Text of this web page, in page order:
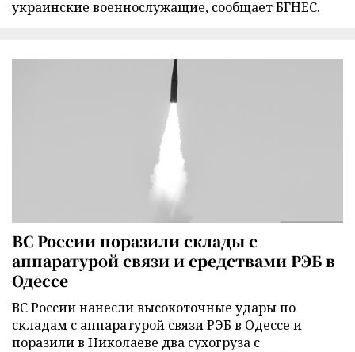
украинские военнослужащие, сообщает БГНЕС.
ВС России поразили склады с
аппаратурой связи и средствами РЭБ в
Одессе
ВС России нанесли высокоточные удары по
складам с аппаратурой связи РЭБ в Одессе и
поразили в Николаеве два сухогруза с